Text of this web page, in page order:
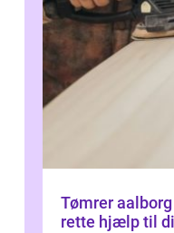
Tømrer aalborg sådan finder du den
rette hjælp til